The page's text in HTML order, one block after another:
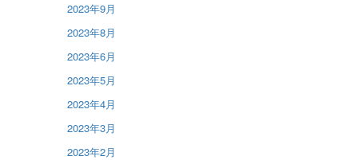
2023年9月
2023年8月
2023年6月
2023年5月
2023年4月
2023年3月
2023年2月